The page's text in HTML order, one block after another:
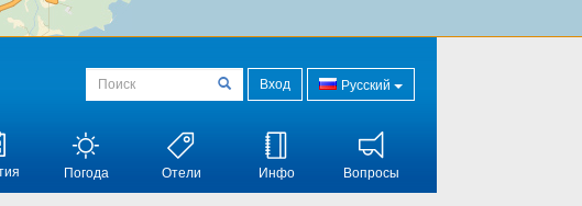
Вход Русский
Погода Отели Инфо Вопросы